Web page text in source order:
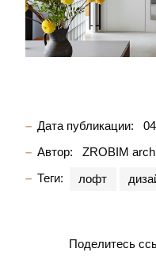
Дата публикации:
Автор:
ZROBIM
Теги:
лофт
Поделитесь